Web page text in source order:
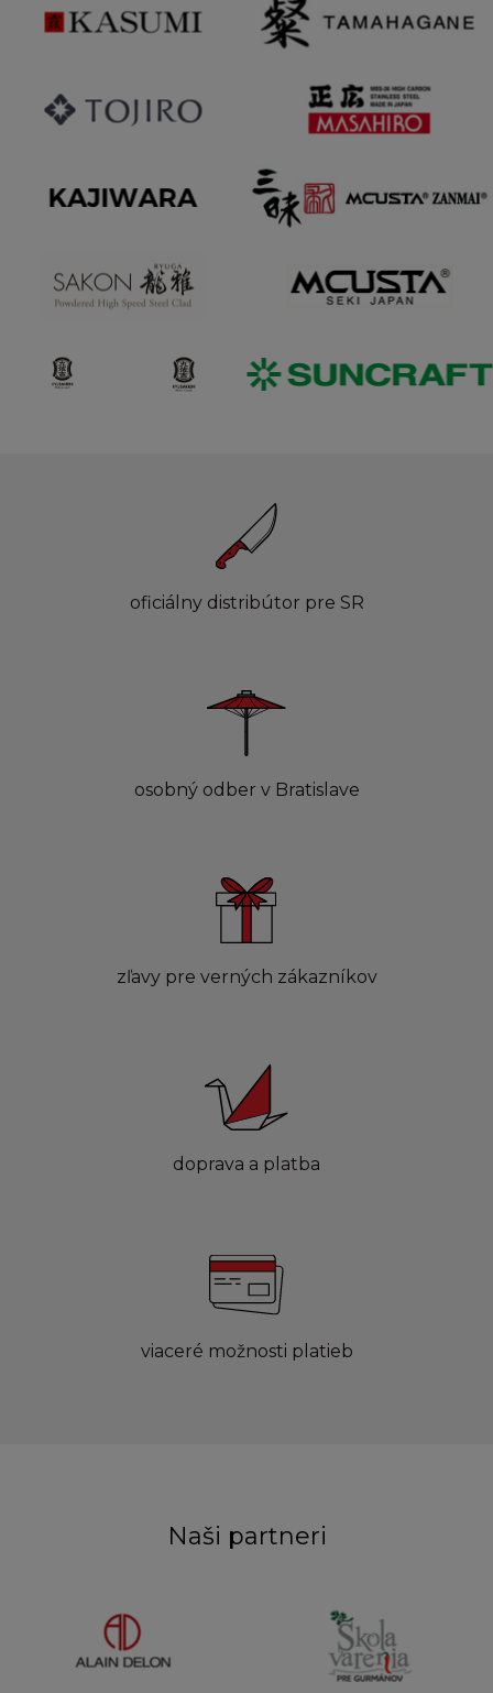
oficiálny distribútor pre SR
osobný odber v Bratislave
zľavy pre verných zákazníkov
doprava a platba
viaceré možnosti platieb
Naši partneri